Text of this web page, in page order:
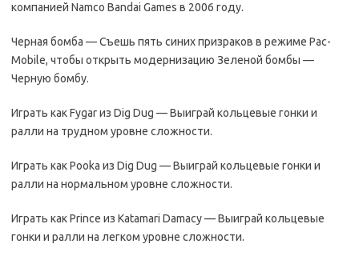
компанией Namco Bandai Games в 2006 году.
Черная бомба — Съешь пять синих призраков в режиме Pac-
Mobile, чтобы открыть модернизацию Зеленой бомбы —
Черную бомбу.
Играть как Fygar из Dig Dug — Выиграй кольцевые гонки и
ралли на трудном уровне сложности.
Играть как Pooka из Dig Dug — Выиграй кольцевые гонки и
ралли на нормальном уровне сложности.
Играть как Prince из Katamari Damacy — Выиграй кольцевые
гонки и ралли на легком уровне сложности.